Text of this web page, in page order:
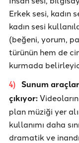
Erkek sesi, kadın
kadın sesi
(beğeni, yorum,
türünün hem de
kurmada
4)
Sunum
çıkıyor:
plan müziği yer
kullanımı daha
dramatik ve